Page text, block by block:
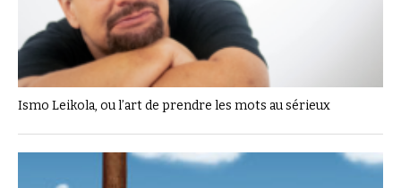
Ismo Leikola, ou l’art de prendre les mots au sérieux